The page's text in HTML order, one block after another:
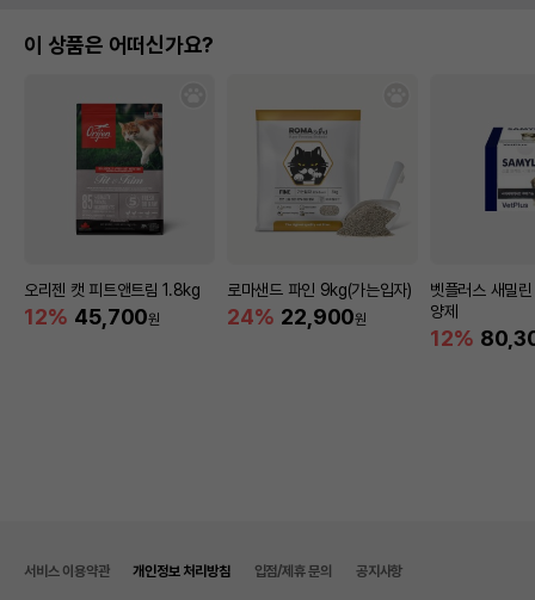
이 상품은 어떠신가요?
오리젠 캣 피트앤트림 1.8kg
12% 45,700원
로마샌드 파인 9kg(가는입자)
24% 22,900원
벳플러스 새밀
양제
12%
서비스 이용약관 개인정보 처리방침 입점/제휴 문의 공지사항